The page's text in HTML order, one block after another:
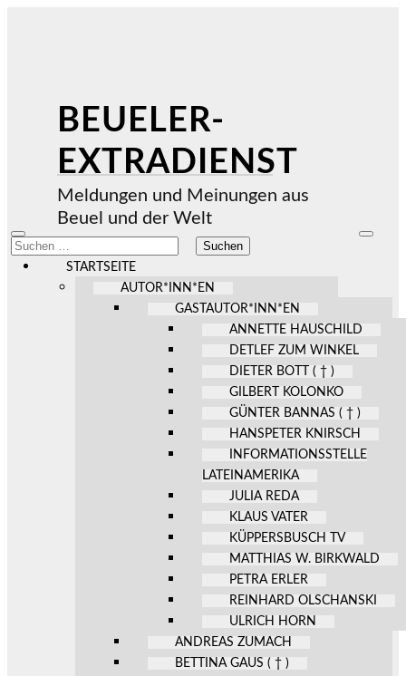
BEUELER-
EXTRADIENST
Meldungen und Meinungen aus
Beuel und der Welt
Mobile-
Menü
ein-/ausblenden
Suchen
nach:
STARTSEITE
AUTOR*INN*EN
GASTAUTOR*INN*EN
ANNETTE HAUSCHILD
DETLEF ZUM WINKEL
DIETER BOTT ( † )
GILBERT KOLONKO
GÜNTER BANNAS ( † )
HANSPETER KNIRSCH
INFORMATIONSSTELLE
LATEINAMERIKA
JULIA REDA
KLAUS VATER
KÜPPERSBUSCH TV
MATTHIAS W. BIRKWALD
PETRA ERLER
REINHARD OLSCHANSKI
ULRICH HORN
ANDREAS ZUMACH
BETTINA GAUS ( † )